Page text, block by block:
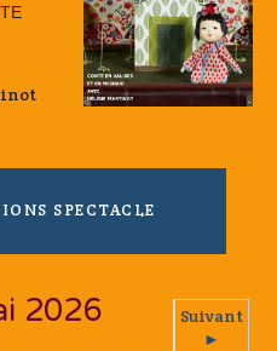
SPECTACLE
2026
Suivant
►